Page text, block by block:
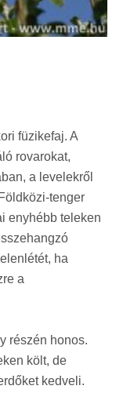
füzikefaj. A
rovarokat,
a levelekről
tenger
enyhébb teleken
ha
a
részén honos.
költ, de
kedveli.